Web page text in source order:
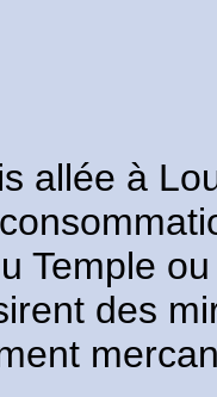
allée à
Temple
des